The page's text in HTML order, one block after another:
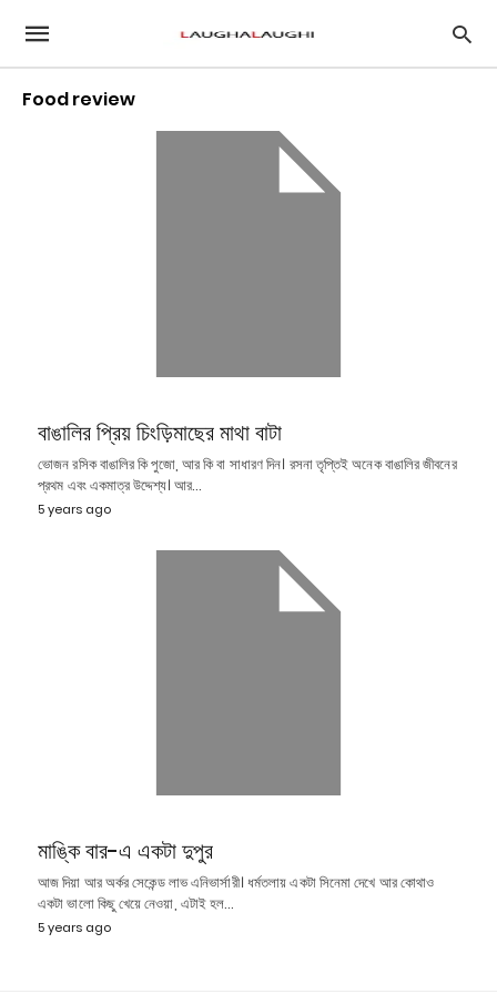
Food review
বাঙালির প্রিয় চিংড়িমাছের মাথা বাটা
ভোজন রসিক বাঙালির কি পুজো, আর কি বা সাধারণ দিন। রসনা তৃপ্তিই অনেক বাঙালির জীবনের
প্রথম এবং একমাত্র উদ্দেশ্য। আর…
5 years ago
মাঙ্কি বার-এ একটা দুপুর
আজ দিয়া আর অর্কর সেকেন্ড লাভ এনিভার্সারী। ধর্মতলায় একটা সিনেমা দেখে আর কোথাও
একটা ভালো কিছু খেয়ে নেওয়া, এটাই হল…
5 years ago